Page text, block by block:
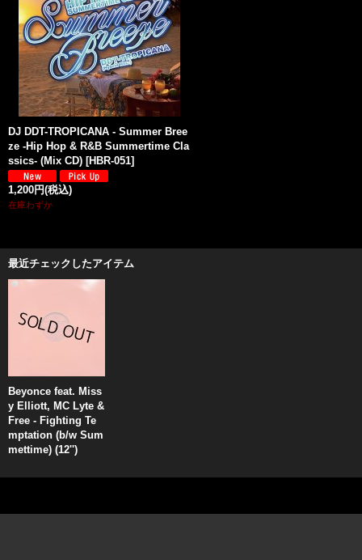
DJ DDT-TROPICANA - Summer Bree
ze -Hip Hop & R&B Summertime Cla
ssics- (Mix CD) [HBR-051]
1,200円(税込)
在庫わずか
最近チェックしたアイテム
Beyonce feat. Miss
y Elliott, MC Lyte &
Free - Fighting Te
mptation (b/w Sum
mettime) (12'')